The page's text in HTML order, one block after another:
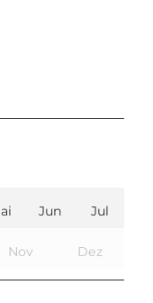
Jun Jul
Nov Dez